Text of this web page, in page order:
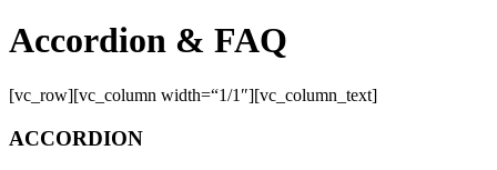
Accordion & FAQ
[vc_row][vc_column width=“1/1″][vc_column_text]
ACCORDION